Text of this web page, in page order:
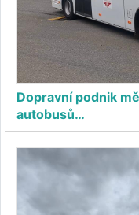
Dopravní podnik
autobusů…